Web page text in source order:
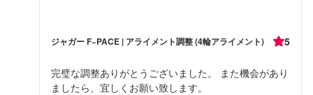
ジャガー F−PACE | アライメント調整 (4輪アライメント) 5
完璧な調整ありがとうございました。 また機会があり
ましたら、宜しくお願い致します。